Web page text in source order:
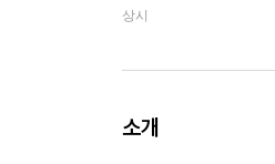
상시
소개